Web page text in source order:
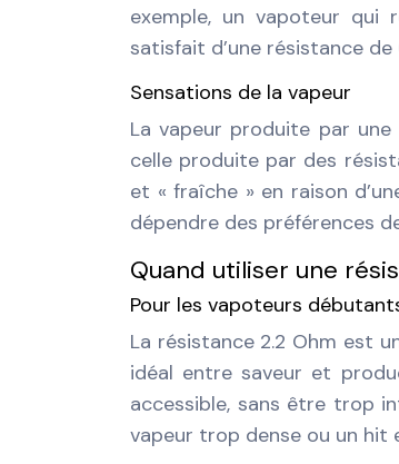
exemple, un vapoteur qui
satisfait d’une résistance de
Sensations de la vapeur
La vapeur produite par
celle produite par des
et « fraîche » en raison
dépendre des préférences
Quand utiliser une
Pour les vapoteurs
La résistance 2.2 Ohm est
idéal entre saveur et
accessible, sans être trop
vapeur trop dense ou un hit